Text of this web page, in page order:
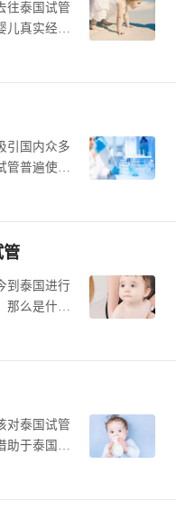
往泰国试管
儿真实经历
所涉及的
引国内众多
管普遍使用
儿的成功
管
到泰国进行
那么是什么
使患者选择
对泰国试管
助于泰国试
管婴儿的